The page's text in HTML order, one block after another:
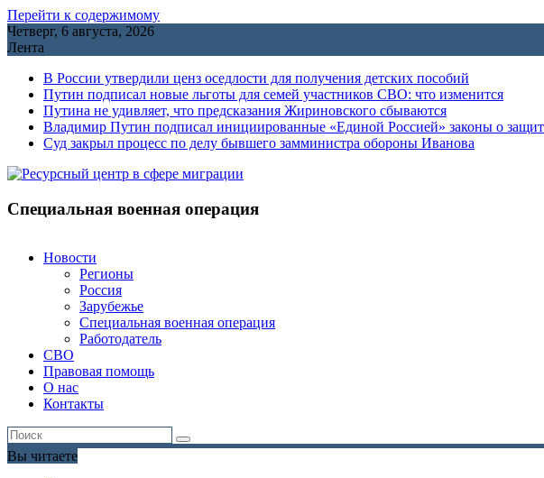
Перейти к содержимому
Четверг, 6 августа, 2026
Лента
В России утвердили ценз оседлости для получения детских пособий
Путин подписал новые льготы для семей участников СВО: что изменится
Путина не удивляет, что предсказания Жириновского сбываются
Владимир Путин подписал инициированные «Единой Россией» законы о
Cуд закрыл процесс по делу бывшего замминистра обороны Иванова
Специальная военная операция
Новости
Регионы
Россия
Зарубежье
Специальная военная операция
Работодатель
СВО
Правовая помощь
О нас
Контакты
Вы читаете